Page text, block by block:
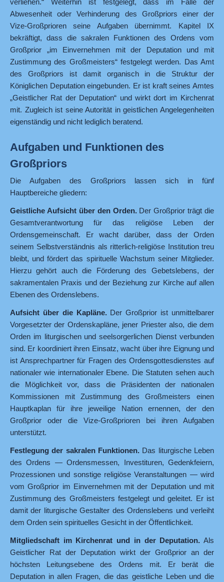
verliehen.“ Weiterhin ist festgelegt, dass im Falle der
Abwesenheit oder Verhinderung des Großpriors einer der
Vize-Großprioren seine Aufgaben übernimmt. Kapitel IX
bekräftigt, dass die sakralen Funktionen des Ordens vom
Großprior „im Einvernehmen mit der Deputation und mit
Zustimmung des Großmeisters“ festgelegt werden. Das Amt
des Großpriors ist damit organisch in die Struktur der
Königlichen Deputation eingebunden. Er ist kraft seines Amtes
„Geistlicher Rat der Deputation“ und wirkt dort im Kirchenrat
mit. Zugleich ist seine Autorität in geistlichen Angelegenheiten
eigenständig und nicht lediglich beratend.
Aufgaben und Funktionen des
Großpriors
Die Aufgaben des Großpriors lassen sich in fünf
Hauptbereiche gliedern:
Geistliche Aufsicht über den Orden.Der Großprior trägt die
Gesamtverantwortung für das religiöse Leben der
Ordensgemeinschaft. Er wacht darüber, dass der Orden
seinem Selbstverständnis als ritterlich-religiöse Institution treu
bleibt, und fördert das spirituelle Wachstum seiner Mitglieder.
Hierzu gehört auch die Förderung des Gebetslebens, der
sakramentalen Praxis und der Beziehung zur Kirche auf allen
Ebenen des Ordenslebens.
Aufsicht über die Kapläne.Der Großprior ist unmittelbarer
Vorgesetzter der Ordenskapläne, jener Priester also, die dem
Orden im liturgischen und seelsorgerlichen Dienst verbunden
sind. Er koordiniert ihren Einsatz, wacht über ihre Eignung und
ist Ansprechpartner für Fragen des Ordensgottesdienstes auf
nationaler wie internationaler Ebene. Die Statuten sehen auch
die Möglichkeit vor, dass die Präsidenten der nationalen
Kommissionen mit Zustimmung des Großmeisters einen
Hauptkaplan für ihre jeweilige Nation ernennen, der den
Großprior oder die Vize-Großprioren bei ihren Aufgaben
unterstützt.
Festlegung der sakralen Funktionen. Das liturgische Leben
des Ordens — Ordensmessen, Investituren, Gedenkfeiern,
Prozessionen und sonstige religiöse Veranstaltungen — wird
vom Großprior im Einvernehmen mit der Deputation und mit
Zustimmung des Großmeisters festgelegt und geleitet. Er ist
damit der liturgische Gestalter des Ordenslebens und verleiht
dem Orden sein spirituelles Gesicht in der Öffentlichkeit.
Mitgliedschaft im Kirchenrat und in der Deputation. Als
Geistlicher Rat der Deputation wirkt der Großprior an der
höchsten Leitungsebene des Ordens mit. Er berät die
Deputation in allen Fragen, die das geistliche Leben und die